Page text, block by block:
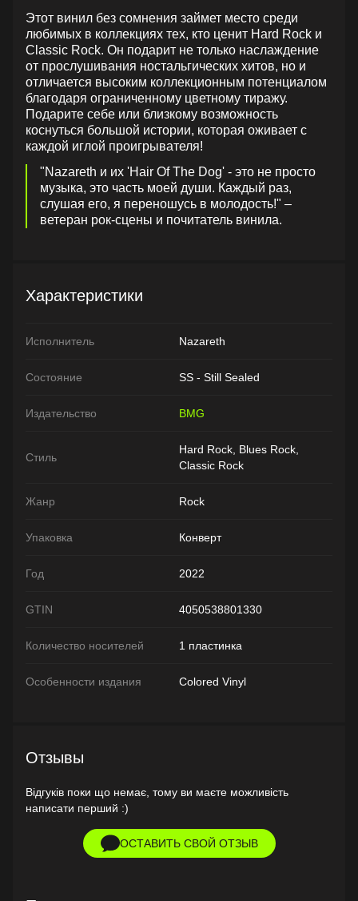
Этот винил без сомнения займет место среди
любимых в коллекциях тех, кто ценит Hard Rock и
Classic Rock. Он подарит не только наслаждение
от прослушивания ностальгических хитов, но и
отличается высоким коллекционным потенциалом
благодаря ограниченному цветному тиражу.
Подарите себе или близкому возможность
коснуться большой истории, которая оживает с
каждой иглой проигрывателя!
"Nazareth и их 'Hair Of The Dog' - это не просто
музыка, это часть моей души. Каждый раз,
слушая его, я переношусь в молодость!" –
ветеран рок-сцены и почитатель винила.
Характеристики
Исполнитель Nazareth
Состояние SS - Still Sealed
Издательство BMG
Стиль
Hard Rock, Blues Rock,
Classic Rock
Жанр Rock
Упаковка Конверт
Год 2022
GTIN 4050538801330
Количество носителей 1 пластинка
Особенности издания Colored Vinyl
Отзывы
Відгуків поки що немає, тому ви маєте можливість
написати перший :)
ОСТАВИТЬ СВОЙ ОТЗЫВ